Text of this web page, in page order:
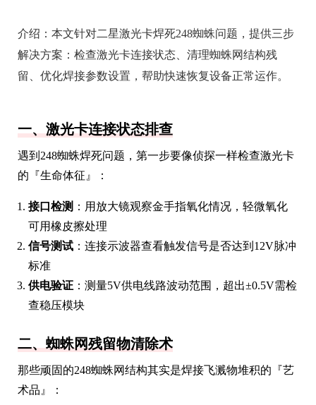
介绍： 本文针对二星激光卡焊死248蜘蛛问题，提供三步
解决方案：检查激光卡连接状态、清理蜘蛛网结构残
留、优化焊接参数设置，帮助快速恢复设备正常运作。
一、激光卡连接状态排查
遇到248蜘蛛焊死问题，第一步要像侦探一样检查激光卡
的『生命体征』：
接口检测 ：用放大镜观察金手指氧化情况，轻微氧化
可用橡皮擦处理
信号测试 ：连接示波器查看触发信号是否达到12V脉冲
标准
供电验证 ：测量5V供电线路波动范围，超出±0.5V需检
查稳压模块
二、蜘蛛网残留物清除术
那些顽固的248蜘蛛网结构其实是焊接飞溅物堆积的『艺
术品』：